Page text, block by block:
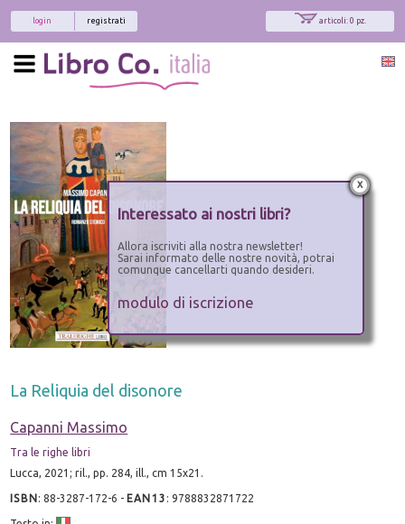
articoli: 0 pz.
registrati
login
La Reliquia del disonore
Capanni Massimo
Tra le righe libri
Lucca, 2021; ril., pp. 284, ill., cm 15x21.
ISBN:88-3287-172-6 - EAN13 :9788832871722
x
Interessato ai nostri libri?
Allora iscriviti alla nostra newsletter!
Sarai informato delle nostre novità, potrai
comunque cancellarti quando desideri.
modulo di iscrizione